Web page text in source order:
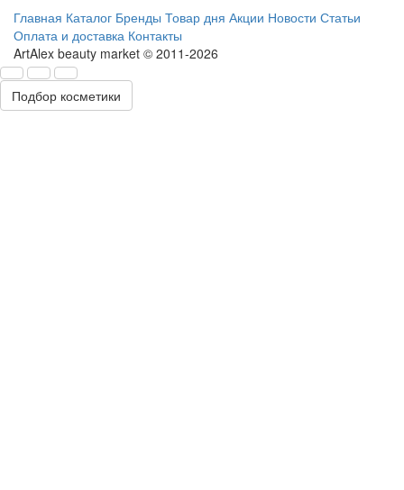
Главная Каталог Бренды Товар дня Акции Новости Статьи
Оплата и доставка Контакты
ArtAlex beauty market © 2011-2026
Подбор косметики